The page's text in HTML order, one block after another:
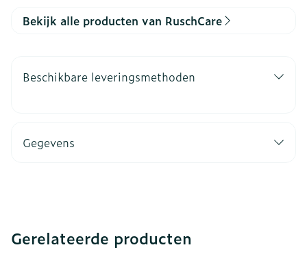
Bekijk alle producten van RuschCare
Beschikbare leveringsmethoden
Gegevens
Gerelateerde producten